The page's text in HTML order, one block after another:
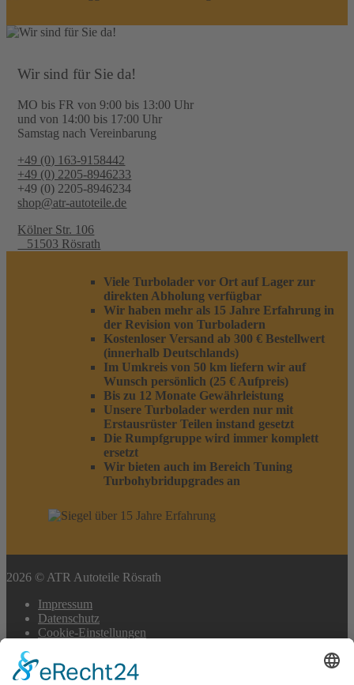
Wir sind für Sie da!
MO bis FR von 9:00 bis 13:00 Uhr
und von 14:00 bis 17:00 Uhr
Samstag nach Vereinbarung
+49 (0) 163-9158442
+49 (0) 2205-8946233
+49 (0) 2205-8946234
shop@atr-autoteile.de
Kölner Str. 106
51503 Rösrath
Viele Turbolader vor Ort auf Lager zur
direkten Abholung verfügbar
Wir haben mehr als 15 Jahre Erfahrung in
der Revision von Turboladern
Kostenloser Versand ab 300 € Bestellwert
(innerhalb Deutschlands)
Im Umkreis von 50 km liefern wir auf
Wunsch persönlich (25 € Aufpreis)
Bis zu 12 Monate Gewährleistung
Unsere Turbolader werden nur mit
Erstausrüster Teilen instand gesetzt
Die Rumpfgruppe wird immer komplett
ersetzt
Wir bieten auch im Bereich Tuning
Turbohybridupgrades an
2026 © ATR Autoteile Rösrath
Impressum
Datenschutz
Cookie-Einstellungen
Scroll